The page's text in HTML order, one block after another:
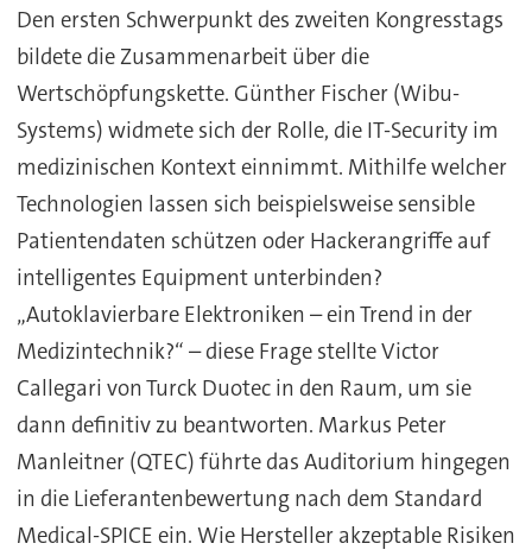
Den ersten Schwerpunkt des zweiten Kongresstags
bildete die Zusammenarbeit über die
Wertschöpfungskette. Günther Fischer (Wibu-
Systems) widmete sich der Rolle, die IT-Security im
medizinischen Kontext einnimmt. Mithilfe welcher
Technologien lassen sich beispielsweise sensible
Patientendaten schützen oder Hackerangriffe auf
intelligentes Equipment unterbinden?
„Autoklavierbare Elektroniken – ein Trend in der
Medizintechnik?“ – diese Frage stellte Victor
Callegari von Turck Duotec in den Raum, um sie
dann definitiv zu beantworten. Markus Peter
Manleitner (QTEC) führte das Auditorium hingegen
in die Lieferantenbewertung nach dem Standard
Medical-SPICE ein. Wie Hersteller akzeptable Risiken